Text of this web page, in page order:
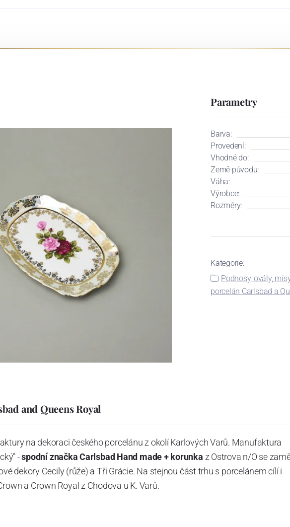
Parametry
Barva:
Provedení:
Vhodné do:
Země původu:
Váha:
Výrobce:
Rozměry:
Kategorie:
Podnosy, ovály,
porcelán Carlsbad a
and Queens Royal
na dekoraci českého porcelánu z okolí Karlových Varů. Manufaktura
-spodní značka Carlsbad Hand made + korunka z Ostrova n/O se
dekory Cecily (růže) a Tři Grácie. Na stejnou část trhu s porcelánem cílí i
a Crown Royal z Chodova u K. Varů.